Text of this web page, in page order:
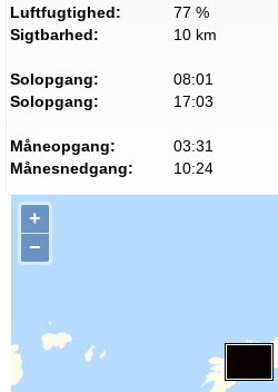
Luftfugtighed:
77 %
Sigtbarhed:
10 km
Solopgang:
08:01
Solopgang:
17:03
Måneopgang:
03:31
Månesnedgang:
10:24
+
−